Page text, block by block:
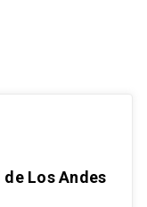
Los Andes